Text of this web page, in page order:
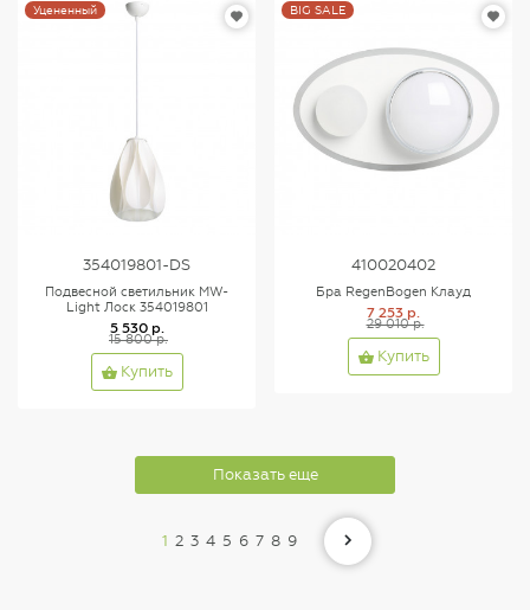
Уцененный
354019801-DS
Подвесной светильник MW-
Light Лоск 354019801
5 530 р.
15 800 р.
Купить
BIG SALE
410020402
Бра RegenBogen Клауд
7 253 р.
29 010 р.
Купить
Показать еще
1 2 3 4 5 6 7 8 9